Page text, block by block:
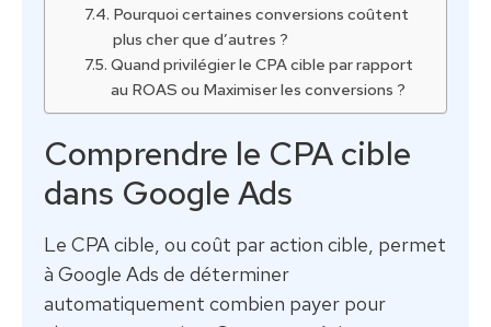
Pourquoi certaines conversions coûtent
plus cher que d’autres ?
Quand privilégier le CPA cible par rapport
au ROAS ou Maximiser les conversions ?
Comprendre le CPA cible
dans Google Ads
Le CPA cible, ou coût par action cible, permet
à Google Ads de déterminer
automatiquement combien payer pour